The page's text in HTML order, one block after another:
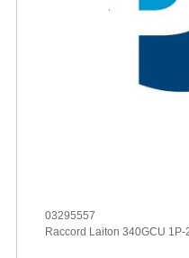
03295557
Raccord Laiton 340GCU 1P-